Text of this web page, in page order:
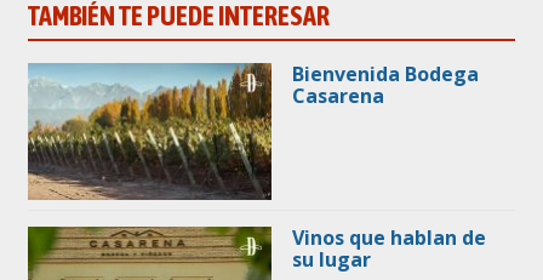
TAMBIÉN TE PUEDE INTERESAR
Bienvenida Bodega
Casarena
Vinos que hablan de
su lugar